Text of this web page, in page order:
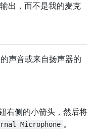
出，而不是我的麦克
声音或来自扬声器的
右侧的小箭头，然后将
Microphone 。